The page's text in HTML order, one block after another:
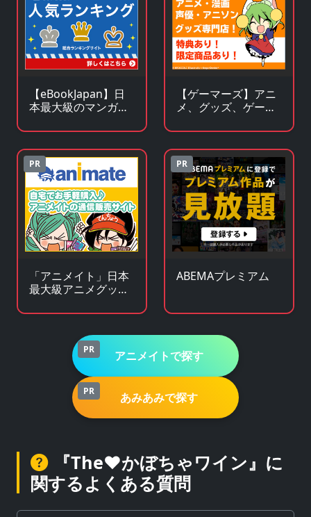
【eBookJapan】日
本最大級のマンガ
イト
【ゲーマーズ】アニ
メ、グッズ、ゲー
ア多数販売のチェー
ンストア
PR
「アニメイト」日本
最大級アニメグッズ
PR
ABEMAプレミアム
PR アニメイトで探す
PR あみあみで探す
『The♥かぼちゃワイン』に
関するよくある質問